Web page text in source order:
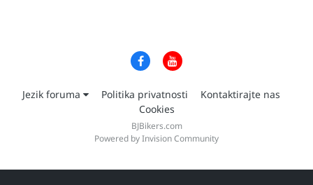
Jezik foruma Politika privatnosti
Kontaktirajte nas
Cookies
BJBikers.com
Powered by Invision Community